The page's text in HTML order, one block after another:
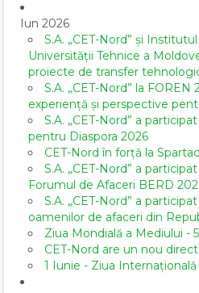
Iun 2026
S.A. „CET-Nord” și
Universității Tehnice a
proiecte de transfer
S.A. „CET-Nord” la FOREN
experiență și perspective
S.A. „CET-Nord” a
pentru Diaspora 2026
CET-Nord în forță la
S.A. „CET-Nord” a
Forumul de Afaceri BERD
S.A. „CET-Nord” a
oamenilor de afaceri din
Ziua Mondială a Mediului -
CET-Nord are un nou
1 Iunie - Ziua Internațională